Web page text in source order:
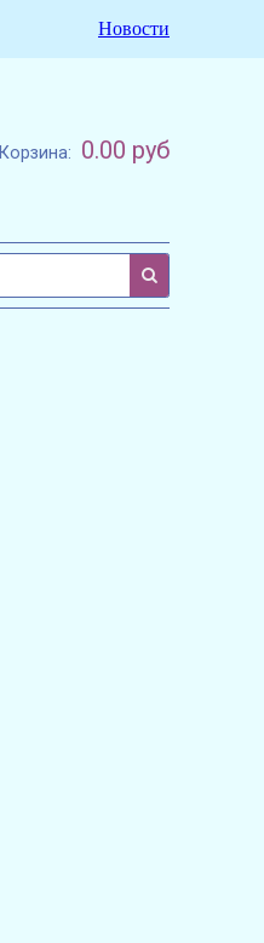
Новости
Корзина: 0.00 руб